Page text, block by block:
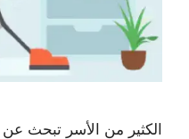
الكثير من الأسر تبحث